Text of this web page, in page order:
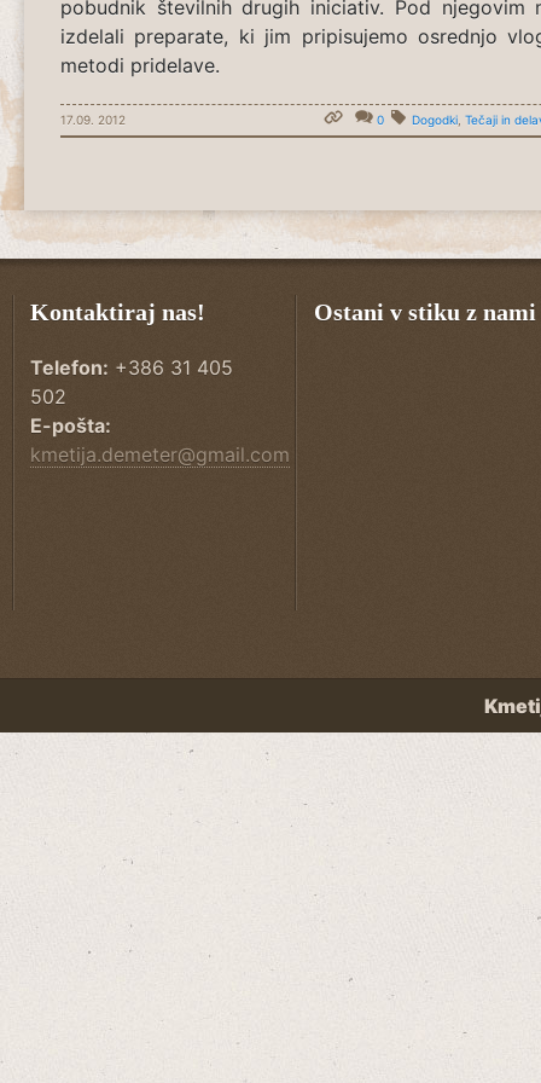
pobudnik številnih drugih iniciativ. Pod njegovim
izdelali preparate, ki jim pripisujemo osrednjo
metodi pridelave.
17.09. 2012 0 Dogodki Tečaji in
Kontaktiraj nas!
Telefon: +386 31 405
502
E-pošta:
kmetija.demeter@gmail.com
Ostani v stiku z nami